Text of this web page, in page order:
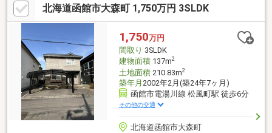
北海道函館市大森町 1,750万円 3SLDK
1,750万円
間取り 3SLDK
建物面積137m2
土地面積210.83m2
築年月 2002年2月(築24年7ヶ月)
函館市電湯川線 松風町駅 徒歩6分
その他の交通
北海道函館市大森町